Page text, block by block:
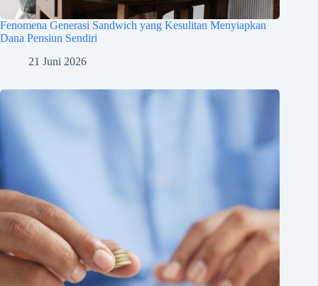
Fenomena Generasi Sandwich yang Kesulitan Menyiapkan
Dana Pensiun Sendiri
21 Juni 2026